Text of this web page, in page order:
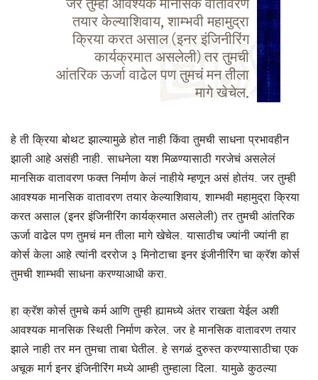
जर तुम्ही आवश्यक मानसिक वातावरण
तयार केल्याशिवाय, शाम्भवी महामुद्रा
क्रिया करत असाल (इनर इंजिनीरिंग
कार्यक्रमात असलेली) तर तुमची
आंतरिक ऊर्जा वाढेल पण तुमचं मन तीला
मागे खेचेल.
हे ती क्रिया बोथट झाल्यामुळे होत नाही किंवा तुमची साधना प्रभावहीन
झाली आहे असंही नाही. साधनेला यश मिळण्यासाठी गरजेचं असलेलं
मानसिक वातावरण फक्त निर्माण केलं नाहीये म्हणून असं होतंय. जर तुम्ही
आवश्यक मानसिक वातावरण तयार केल्याशिवाय, शाम्भवी महामुद्रा क्रिया
करत असाल (इनर इंजिनीरिंग कार्यक्रमात असलेली) तर तुमची आंतरिक
ऊर्जा वाढेल पण तुमचं मन तीला मागे खेचेल. यासाठीच ज्यांनी ज्यांनी हा
कोर्स केला आहे त्यांनी दररोज ३ मिनोटाचा इनर इंजीनीरिंग चा क्रॅश कोर्स
तुमची शाम्भवी साधना करण्याआधी करा.
हा क्रॅश कोर्स तुमचे कर्म आणि तुम्ही ह्यामध्ये अंतर राखता येईल अशी
आवश्यक मानसिक स्थिती निर्माण करेल. जर हे मानसिक वातावरण तयार
झाले नाही तर मन तुमचा ताबा घेतील. हे सगळं दुरुस्त करण्यासाठीचा एक
अचूक मार्ग इनर इंजिनीरिंग मध्ये आम्ही तुम्हाला दिला. यामुळे कुठल्या